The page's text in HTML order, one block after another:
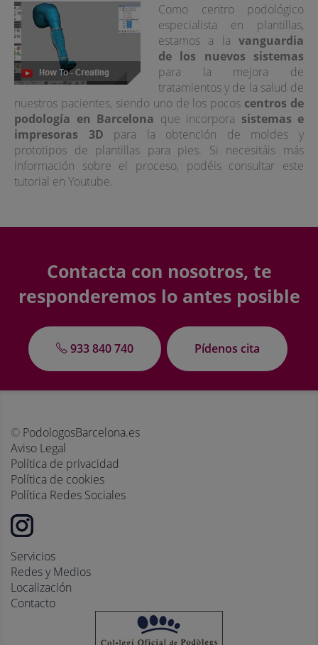
Como centro podológico
especialista en plantillas,
estamos a la vanguardia
de los nuevos sistemas
para la mejora de
tratamientos y de la salud de
nuestros pacientes, siendo uno de los pocos centros de
podología en Barcelona que incorpora sistemas e
impresoras 3D para la obtención de moldes y
prototipos de plantillas para pies. Si necesitáis más
información sobre el proceso, podéis consultar este
tutorial en Youtube.
Contacta con nosotros, te
responderemos lo antes posible
933 840 740 Pídenos cita
© PodologosBarcelona.es
Aviso Legal
Política de privacidad
Política de cookies
Política Redes Sociales
Servicios
Redes y Medios
Localización
Contacto